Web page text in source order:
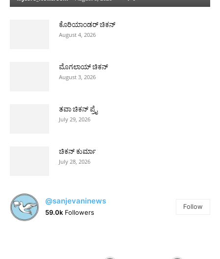
ಕೊರಿಯಾಂಡರ್ ಚಿಕನ್
August 4, 2026
ಮೊಗಲಾಯ್ ಚಿಕನ್
August 3, 2026
ತವಾ ಚಿಕನ್ ಪ್ರೈ
July 29, 2026
ಚಿಕನ್ ಕುರ್ಮಾ
July 28, 2026
@sanjevaninews
59.0k Followers
Follow